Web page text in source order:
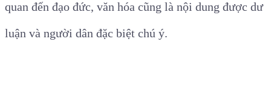
quan đến đạo đức, văn hóa cũng là nội dung được dư
luận và người dân đặc biệt chú ý.